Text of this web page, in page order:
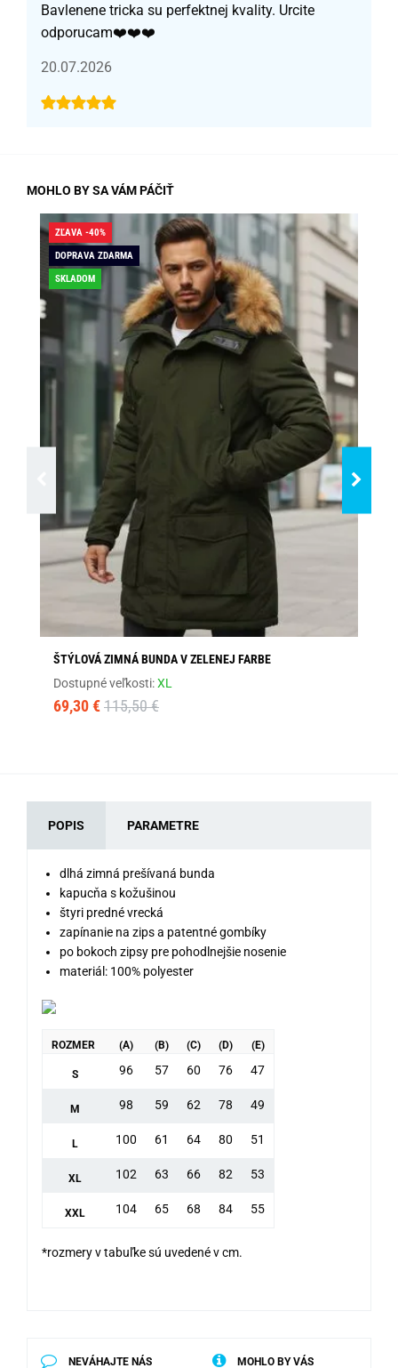
Bavlenene tricka su perfektnej kvality. Urcite
odporucam❤️❤️❤️
20.07.2026
MOHLO BY SA VÁM PÁČIŤ
ZĽAVA -40%
DOPRAVA ZDARMA
SKLADOM
ŠTÝLOVÁ ZIMNÁ BUNDA V ZELENEJ FARBE
Dostupné veľkosti:XL
69,30 € 115,50 €
POPIS PARAMETRE
dlhá zimná prešívaná bunda
kapucňa s kožušinou
štyri predné vrecká
zapínanie na zips a patentné gombíky
po bokoch zipsy pre pohodlnejšie nosenie
materiál: 100% polyester
ROZMER (A) (B) (C) (D) (E)
S 96 57 60 76 47
M 98 59 62 78 49
L 100 61 64 80 51
XL 102 63 66 82 53
XXL 104 65 68 84 55
*rozmery v tabuľke sú uvedené v cm.
NEVÁHAJTE NÁS
MOHLO BY VÁS